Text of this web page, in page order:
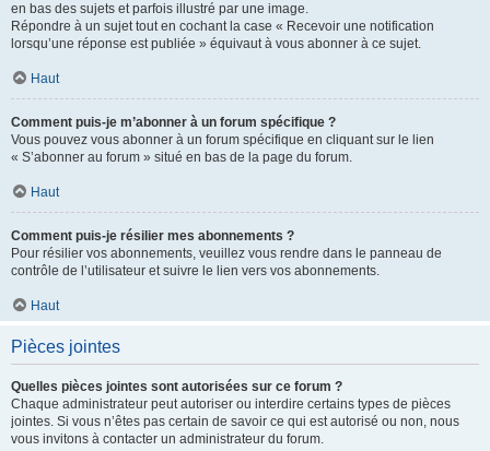
en bas des sujets et parfois illustré par une image.
Répondre à un sujet tout en cochant la case « Recevoir une notification
lorsqu’une réponse est publiée » équivaut à vous abonner à ce sujet.
Haut
Comment puis-je m’abonner à un forum spécifique ?
Vous pouvez vous abonner à un forum spécifique en cliquant sur le lien
« S’abonner au forum » situé en bas de la page du forum.
Haut
Comment puis-je résilier mes abonnements ?
Pour résilier vos abonnements, veuillez vous rendre dans le panneau de
contrôle de l’utilisateur et suivre le lien vers vos abonnements.
Haut
Pièces jointes
Quelles pièces jointes sont autorisées sur ce forum ?
Chaque administrateur peut autoriser ou interdire certains types de pièces
jointes. Si vous n’êtes pas certain de savoir ce qui est autorisé ou non, nous
vous invitons à contacter un administrateur du forum.